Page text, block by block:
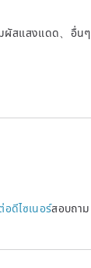
ผัสแสงแดด、อื่นๆ
ดีไซเนอร์สอบถาม